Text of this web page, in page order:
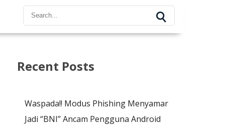
☌
Recent Posts
Waspada!! Modus Phishing Menyamar
Jadi “BNI” Ancam Pengguna Android